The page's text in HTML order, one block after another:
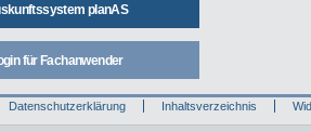
planAS
für Fachanwender
Datenschutzerklärung Inhaltsverzeichnis